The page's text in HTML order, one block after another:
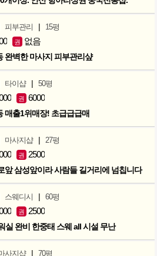
피부관리 | 15평
권 없음
완벽한 마사지 피부관리샾
타이샵 | 50평
권 6000
매출1위매장! 초급급급매
마사지샵 | 27평
권 2500
앞 삼성앞이라 사람들 길거리에 넘칩니다
스웨디시 | 60평
권 2500
실 완비 한중태 스웨 all 시설 무난
사지샵 | 70평